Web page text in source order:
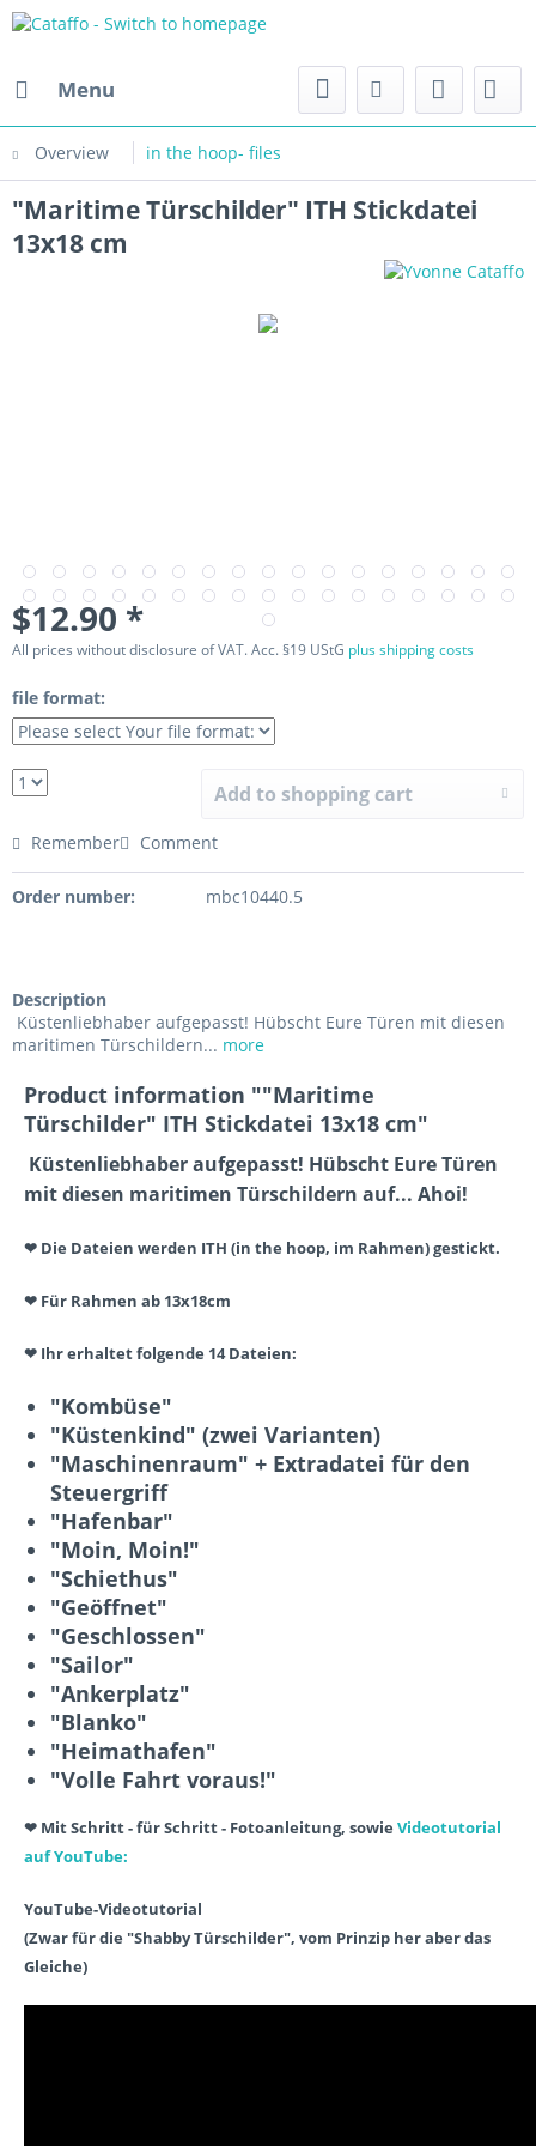
Menu
Overview in the hoop- files
"Maritime Türschilder" ITH Stickdatei
13x18 cm
$12.90 *
All prices without disclosure of VAT. Acc. §19 UStG plus shipping costs
file format:
Add to shopping cart
Remember Comment
Order number: mbc10440.5
Description
Küstenliebhaber aufgepasst! Hübscht Eure Türen mit diesen
maritimen Türschildern... more
Product information ""Maritime
Türschilder" ITH Stickdatei 13x18 cm"
Küstenliebhaber aufgepasst! Hübscht Eure Türen
mit diesen maritimen Türschildern auf... Ahoi!
❤ Die Dateien werden ITH (in the hoop, im Rahmen) gestickt.
❤ Für Rahmen ab 13x18cm
❤ Ihr erhaltet folgende 14 Dateien:
"Kombüse"
"Küstenkind" (zwei Varianten)
"Maschinenraum" + Extradatei für den
Steuergriff
"Hafenbar"
"Moin, Moin!"
"Schiethus"
"Geöffnet"
"Geschlossen"
"Sailor"
"Ankerplatz"
"Blanko"
"Heimathafen"
"Volle Fahrt voraus!"
❤ Mit Schritt - für Schritt - Fotoanleitung, sowie Videotutorial
auf YouTube:
YouTube-Videotutorial
(Zwar für die "Shabby Türschilder", vom Prinzip her aber das
Gleiche)